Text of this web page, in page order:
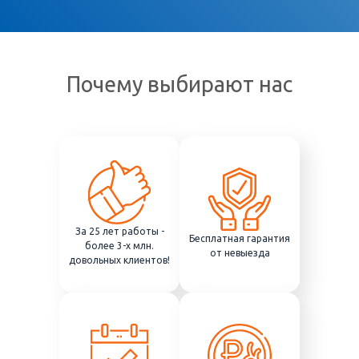
Почему выбирают нас
За 25 лет работы -
более 3-х млн.
довольных клиентов!
Бесплатная гарантия
от невыезда